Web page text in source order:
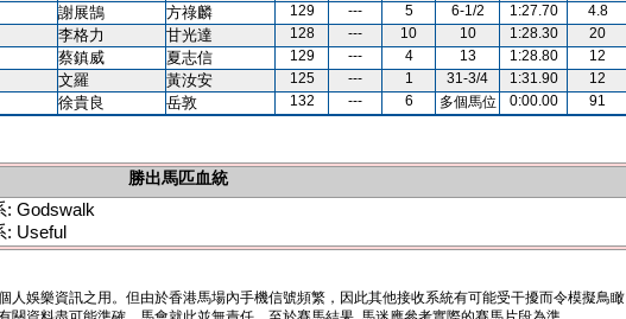
謝展鵠 方祿麟 129 --- 5 6-1/2 1:27.70
4.8
李格力 甘光達 128 --- 10 10 1:28.30
20
蔡鎮威 夏志信 129 --- 4 13 1:28.80
12
文羅 黃汝安 125 --- 1 31-3/4 1:31.90
12
徐貴良 岳敦 132 --- 6 多個馬位 0:00.00 91
勝出馬匹血統
: Godswalk
: Useful
人娛樂資訊之用。但由於香港馬場內手機信號頻繁，因此其他接收系統有可能受干擾而令模擬鳥瞰